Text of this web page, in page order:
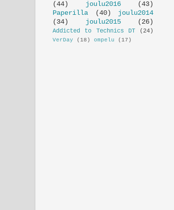
(44)
joulu2016
(43)
Paperilla
(40)
joulu2014
(34)
joulu2015 (26)
Addicted to Technics DT (24)
VerDay (18) ompelu (17)